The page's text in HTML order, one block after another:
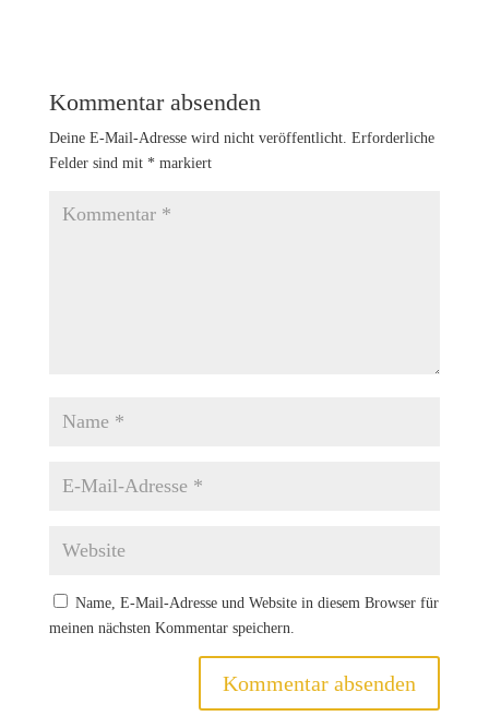
Kommentar absenden
Deine E-Mail-Adresse wird nicht veröffentlicht. Erforderliche
Felder sind mit *markiert
Name, E-Mail-Adresse und Website in diesem Browser für
meinen nächsten Kommentar speichern.